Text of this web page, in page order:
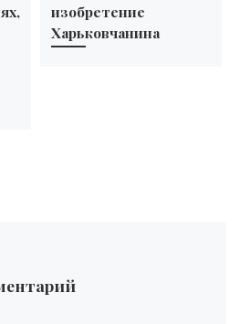
изобретение
Харьковчанина